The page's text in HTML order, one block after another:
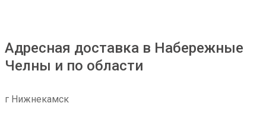
Адресная доставка в Набережные
Челны и по области
г Нижнекамск